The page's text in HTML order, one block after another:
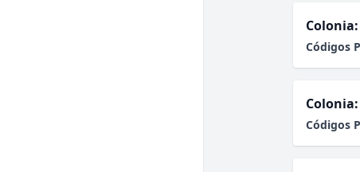
Colonia:
Códigos
Colonia:
Códigos